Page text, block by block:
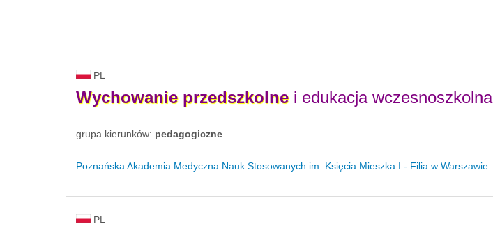
PL
Wychowanie przedszkolnei edukacja wczesnoszkolna
grupa kierunków: pedagogiczne
Poznańska Akademia Medyczna Nauk Stosowanych im. Księcia Mieszka I - Filia w Warszawie
PL